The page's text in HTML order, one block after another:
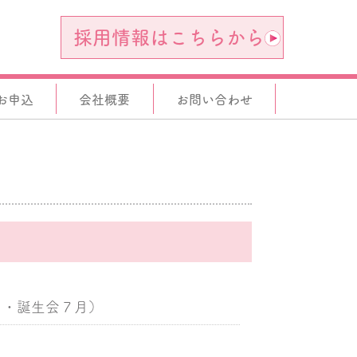
採用情報はこちらから
申込 会社概要 お問い合わせ
誕生会７月）